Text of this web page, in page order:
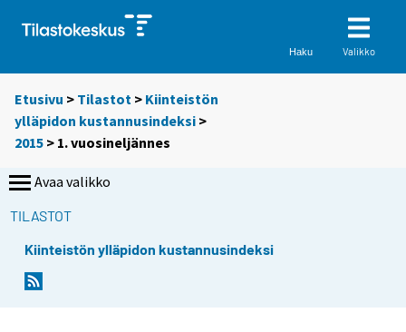
Haku Valikko
Etusivu > Tilastot > Kiinteistön
ylläpidon kustannusindeksi >
2015 > 1. vuosineljännes
Avaa valikko
TILASTOT
Kiinteistön ylläpidon kustannusindeksi